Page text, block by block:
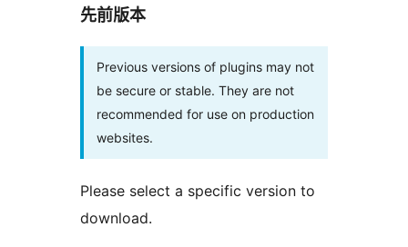
先前版本
Previous versions of plugins may not
be secure or stable. They are not
recommended for use on production
websites.
Please select a specific version to
download.